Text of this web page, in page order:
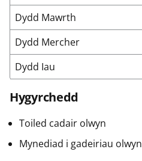
Dydd Mawrth
Dydd Mercher
Dydd Iau
Hygyrchedd
Toiled cadair olwyn
Mynediad i gadeiriau olwyn